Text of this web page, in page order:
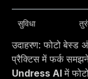
सुविधा
उदाहरण: फोटो
प्रैक्टिस में फर्क
Undress AIमें